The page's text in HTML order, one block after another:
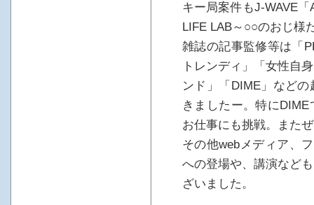
キー局案件もJ-WAVE
LIFE LAB～○○のおじ様
雑誌の記事監修等は「
トレンディ」「女性自
ンド」「DIME」など
きましたー。特に
お仕事にも挑戦。また
その他webメディア、
への登場や、講演など
ざいました。